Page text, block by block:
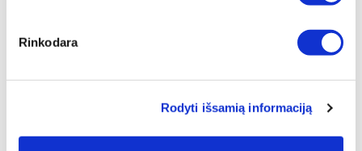
Rinkodara
Rodyti išsamią informaciją
Su Zepter gyvenkyte sveikiau, gyvenkyte ilgiau!